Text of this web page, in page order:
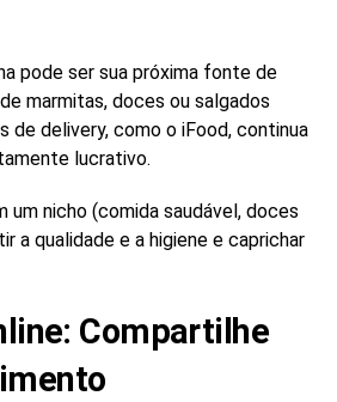
pode ser sua próxima fonte de
marmitas, doces ou salgados
de delivery, como o iFood, continua
lucrativo.
um nicho (comida saudável, doces
a qualidade e a higiene e caprichar
Compartilhe